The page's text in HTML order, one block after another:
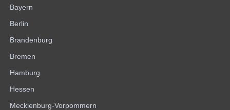
Bayern
Berlin
Brandenburg
Bremen
Hamburg
Hessen
Mecklenburg-Vorpommern